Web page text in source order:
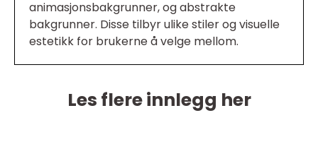
animasjonsbakgrunner, og abstrakte
bakgrunner. Disse tilbyr ulike stiler og visuelle
estetikk for brukerne å velge mellom.
Les flere innlegg her